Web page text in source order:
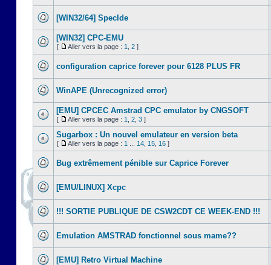
[WIN32/64] SpecIde
[WIN32] CPC-EMU
[ Aller vers la page : 1 2 ]
configuration caprice forever pour 6128 PLUS FR
WinAPE (Unrecognized error)
[EMU] CPCEC Amstrad CPC emulator by CNGSOFT
[ Aller vers la page : 1 2 3 ]
Sugarbox : Un nouvel emulateur en version beta
[ Aller vers la page : 1 14 15 16 ]
Bug extrêmement pénible sur Caprice Forever
[EMU/LINUX] Xcpc
!!! SORTIE PUBLIQUE DE CSW2CDT CE WEEK-END !!!
Emulation AMSTRAD fonctionnel sous mame??
[EMU] Retro Virtual Machine